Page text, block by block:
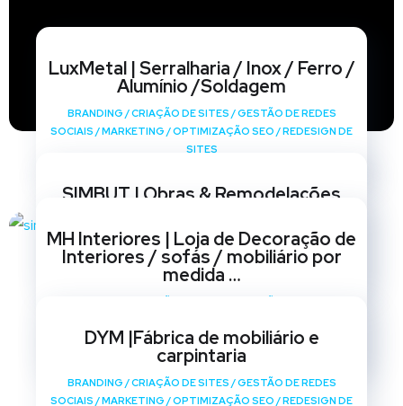
LuxMetal | Serralharia / Inox / Ferro /
Alumínio /Soldagem
BRANDING /CRIAÇÃO DE SITES /GESTÃO DE REDES
SOCIAIS /MARKETING /OPTIMIZAÇÃO SEO /REDESIGN DE
SITES
SIMBUT | Obras & Remodelações
SOCIAIS /MARKETING OPTIMIZAÇÃO SEO/ REDESIGN DE
SITES
MH Interiores | Loja de Decoração de
Interiores / sofás / mobiliário por
medida …
SITES
DYM |Fábrica de mobiliário e
carpintaria
BRANDING /CRIAÇÃO DE SITES /GESTÃO DE REDES
SOCIAIS /MARKETING /OPTIMIZAÇÃO SEO /REDESIGN DE